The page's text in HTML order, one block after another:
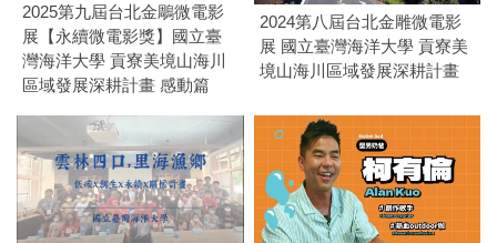
2025第九屆台北金鵰微電影
展【永續微電影獎】國立臺
灣海洋大學 貢寮美境山海川
區域發展深耕計畫 感動篇
2024第八屆台北金雕微電影
展 國立臺灣海洋大學 貢寮美
境山海川區域發展深耕計畫